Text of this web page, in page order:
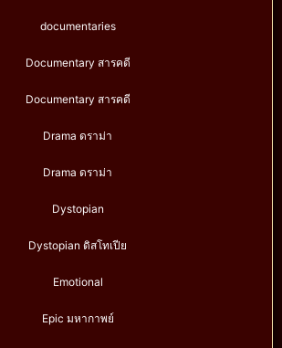
documentaries
Documentary สารคดี
Documentary สารคดี
Drama ดราม่า
Drama ดราม่า
Dystopian
Dystopian ดิสโทเปีย
Emotional
Epic มหากาพย์